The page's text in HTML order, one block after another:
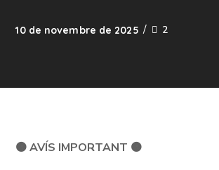
10 de novembre de 2025 2
🟠AVÍS IMPORTANT 🟠